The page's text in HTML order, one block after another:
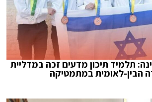
תלמיד תיכון מדעים זכה במדליית
הבין-לאומית במתמטיקה